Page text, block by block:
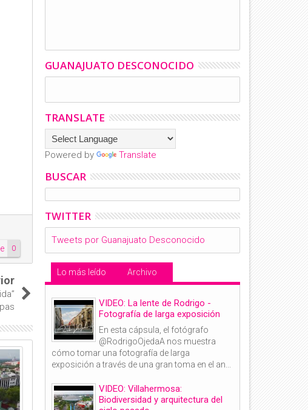
0
26
Oct
Oct
GUANAJUATO DESCONOCIDO
TRANSLATE
Powered by Translate
BUSCAR
TWITTER
Tweets por Guanajuato Desconocido
Lo más leído Archivo
VIDEO: La lente de Rodrigo -
Fotografía de larga exposición
En esta cápsula, el fotógrafo
@RodrigoOjedaA nos muestra
cómo tomar una fotografía de larga
exposición a través de una gran toma en el an...
VIDEO: Villahermosa:
Biodiversidad y arquitectura del